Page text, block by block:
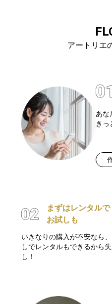
アートリエ
あな
きっ
まずはレンタルで
お試しも
いきなりの購入が不安なら
しでレンタルもできるから
し！